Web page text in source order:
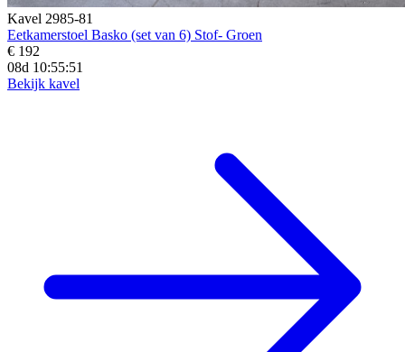
Kavel 2985-81
Eetkamerstoel Basko (set van 6) Stof- Groen
€ 192
08d 10:55:50
Bekijk kavel